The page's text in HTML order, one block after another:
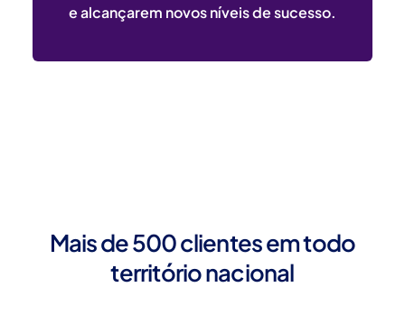
e alcançarem novos níveis de sucesso.
Mais de 500 clientes em todo
território nacional